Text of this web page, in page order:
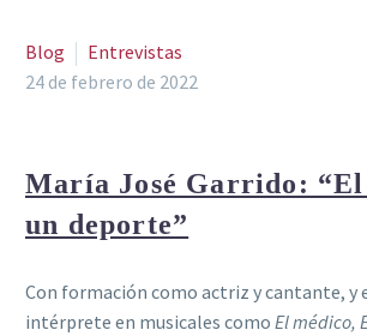
Blog
Entrevistas
24 de febrero de 2022
María José Garrido: “El
un deporte”
Con formación como actriz y cantante, y
intérprete en musicales como El médico,